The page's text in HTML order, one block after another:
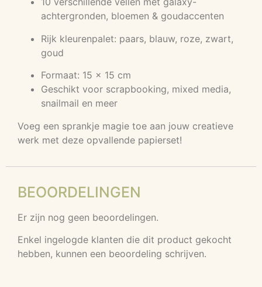
achtergronden, bloemen & goudaccenten
Rijk kleurenpalet: paars, blauw, roze, zwart,
goud
Formaat: 15 x 15 cm
Geschikt voor scrapbooking, mixed media,
snailmail en meer
Voeg een sprankje magie toe aan jouw creatieve
werk met deze opvallende papierset!
BEOORDELINGEN
Er zijn nog geen beoordelingen.
Enkel ingelogde klanten die dit product gekocht
hebben, kunnen een beoordeling schrijven.